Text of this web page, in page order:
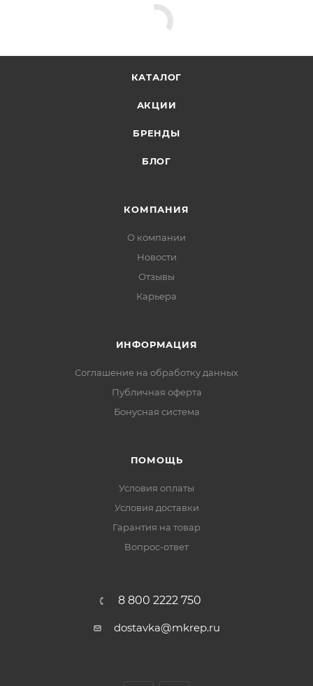
КАТАЛОГ
АКЦИИ
БРЕНДЫ
БЛОГ
КОМПАНИЯ
О компании
Новости
Отзывы
Карьера
ИНФОРМАЦИЯ
Соглашение на обработку данных
Публичная оферта
Бонусная система
ПОМОЩЬ
Условия оплаты
Условия доставки
Гарантия на товар
Вопрос-ответ
8 800 2222 750
dostavka@mkrep.ru